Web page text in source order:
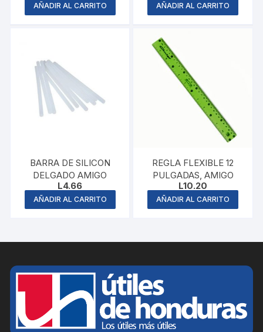
was:
L23.25.
is:
L18.60.
AÑADIR AL CARRITO AÑADIR AL CARRITO
BARRA DE SILICON
DELGADO AMIGO
L4.66
AÑADIR AL CARRITO
REGLA FLEXIBLE 12
PULGADAS, AMIGO
L10.20
AÑADIR AL CARRITO